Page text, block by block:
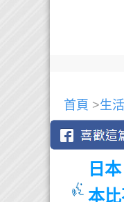
首頁 >生活
日
本比